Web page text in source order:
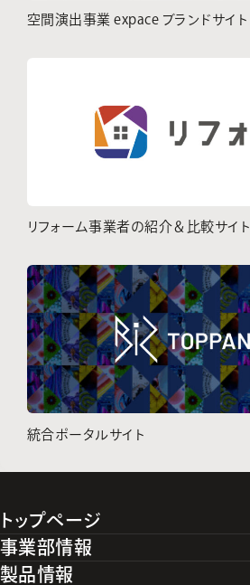
空間演出事業 expace ブランドサイト
リフォーム事業者の紹介＆比較サイト
統合ポータルサイト
トップページ
事業部情報
製品情報